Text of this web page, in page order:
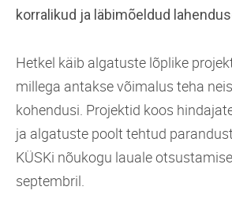
korralikud ja läbimõeldud
Hetkel käib algatuste lõplike
millega antakse võimalus teha
kohendusi. Projektid koos
ja algatuste poolt tehtud
KÜSKi nõukogu lauale
septembril.